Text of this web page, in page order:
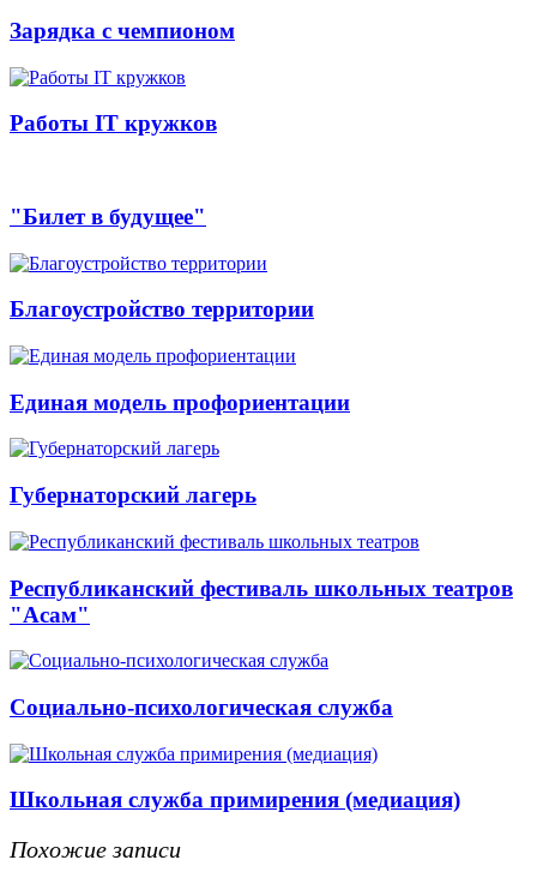
Зарядка с чемпионом
Работы IT кружков
"Билет в будущее"
Благоустройство территории
Единая модель профориентации
Губернаторский лагерь
Республиканский фестиваль школьных театров
"Асам"
Социально-психологическая служба
Школьная служба примирения (медиация)
Похожие записи